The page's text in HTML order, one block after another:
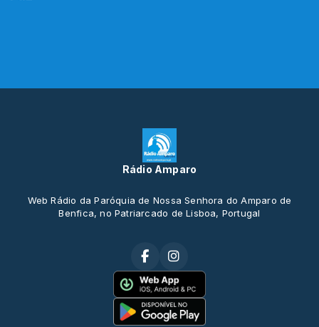
Rádio Amparo
Web Rádio da Paróquia de Nossa Senhora do Amparo de
Benfica, no Patriarcado de Lisboa, Portugal